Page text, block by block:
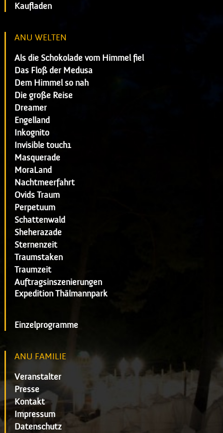
Kaufladen
ANU WELTEN
Als die Schokolade vom Himmel fiel
Das Floß der Medusa
Dem Himmel so nah
Die große Reise
Dreamer
Engelland
Inkognito
Invisible touch1
Masquerade
MoraLand
Nachtmeerfahrt
Ovids Traum
Perpetuum
Schattenwald
Sheherazade
Sternenzeit
Traumstaken
Traumzeit
Auftragsinszenierungen
Expedition Thälmannpark
Einzelprogramme
ANU FAMILIE
Veranstalter
Presse
Kontakt
Impressum
Datenschutz